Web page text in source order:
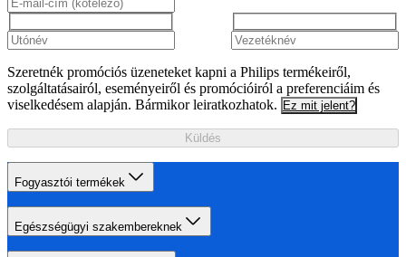
Szeretnék promóciós üzeneteket kapni a Philips termékeiről,
szolgáltatásairól, eseményeiről és promócióiról a preferenciáim és
viselkedésem alapján. Bármikor leiratkozhatok. Ez mit jelent?
Küldés
Fogyasztói termékek
Egészségügyi szakembereknek